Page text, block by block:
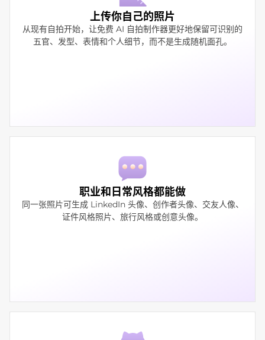
上传你自己的照片
从现有自拍开始，让免费 AI 自拍制作器更好地保留可识别的
五官、发型、表情和个人细节，而不是生成随机面孔。
职业和日常风格都能做
同一张照片可生成 LinkedIn 头像、创作者头像、交友人像、
证件风格照片、旅行风格或创意头像。